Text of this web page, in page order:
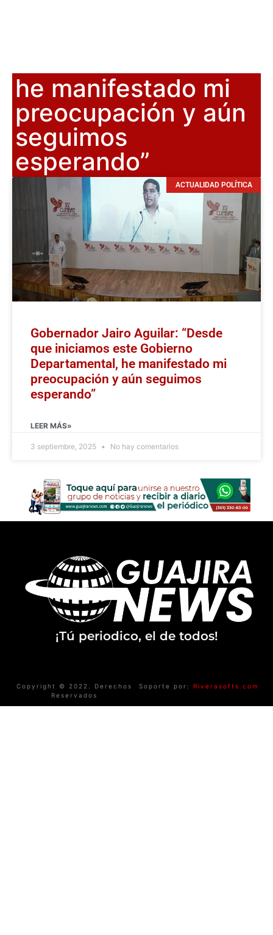
he manifestado mi
preocupación y aún
seguimos
esperando”
ACTUALIDAD POLÍTICA
Gobernador Jairo Aguilar: “Desde
que iniciamos este Gobierno
Departamental, he manifestado mi
preocupación y aún seguimos
esperando”
LEER MÁS»
3 septiembre, 2025 No hay comentarios
¡Tú periodico, el de todos!
Copyright © 2022. Derechos
Reservados
Soporte por: Riverasofts.com